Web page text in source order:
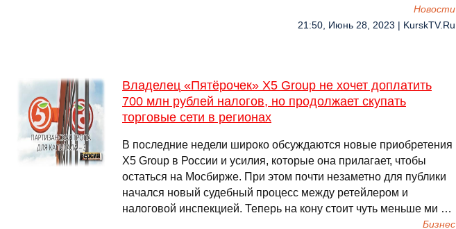
Новости
21:50, Июнь 28, 2023 | KurskTV.Ru
Владелец «Пятёрочек» X5 Group не хочет доплатить
700 млн рублей налогов, но продолжает скупать
торговые сети в регионах
В последние недели широко обсуждаются новые приобретения
X5 Group в России и усилия, которые она прилагает, чтобы
остаться на Мосбирже. При этом почти незаметно для публики
начался новый судебный процесс между ретейлером и
налоговой инспекцией. Теперь на кону стоит чуть меньше ми …
Бизнес